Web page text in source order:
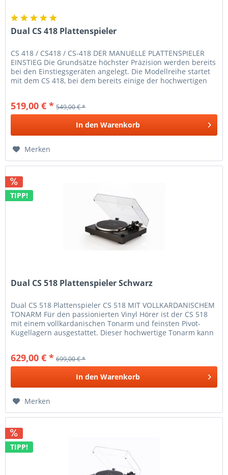
Dual CS 418 Plattenspieler
CS 418 / CS418 / CS-418 DER MANUELLE PLATTENSPIELER
EINSTIEG Die Grundsätze höchster Präzision werden bereits
bei den Einstiegsgeräten angelegt. Die Modellreihe startet
mit dem CS 418, bei dem bereits einige der hochwertigen
519,00 € * 549,00 € *
In den Warenkorb
Merken
TIPP!
Dual CS 518 Plattenspieler Schwarz
Dual CS 518 Plattenspieler CS 518 MIT VOLLKARDANISCHEM
TONARM Für den passionierten Vinyl Hörer ist der CS 518
mit einem vollkardanischen Tonarm und feinsten Pivot-
Kugellagern ausgestattet. Dieser hochwertige Tonarm kann
629,00 € * 699,00 € *
In den Warenkorb
Merken
TIPP!